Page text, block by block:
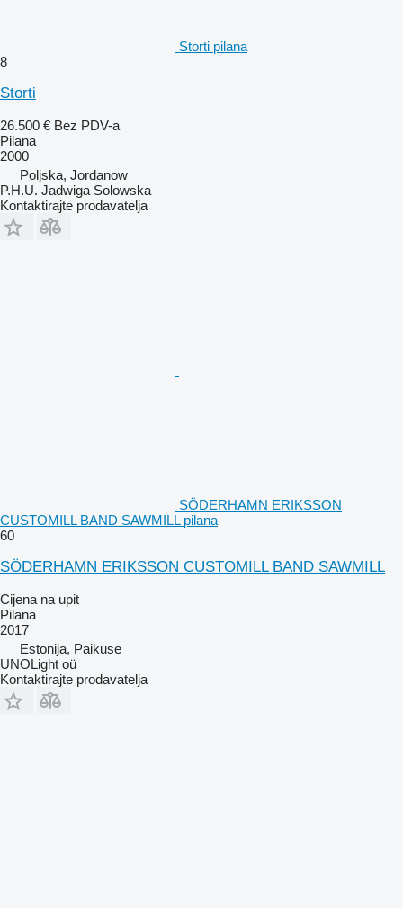
Storti pilana
8
Storti
26.500 € Bez PDV-a
Pilana
2000
Poljska, Jordanow
P.H.U. Jadwiga Solowska
Kontaktirajte prodavatelja
SÖDERHAMN ERIKSSON
CUSTOMILL BAND SAWMILL pilana
60
SÖDERHAMN ERIKSSON CUSTOMILL BAND SAWMILL
Cijena na upit
Pilana
2017
Estonija, Paikuse
UNOLight oü
Kontaktirajte prodavatelja